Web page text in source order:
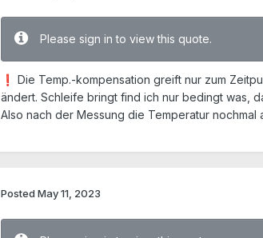
Please sign in to view this quote.
❗
Die Temp.-kompensation greift nur zum
ändert. Schleife bringt find ich nur bedingt was,
Also nach der Messung die Temperatur nochmal
Posted May 11, 2023